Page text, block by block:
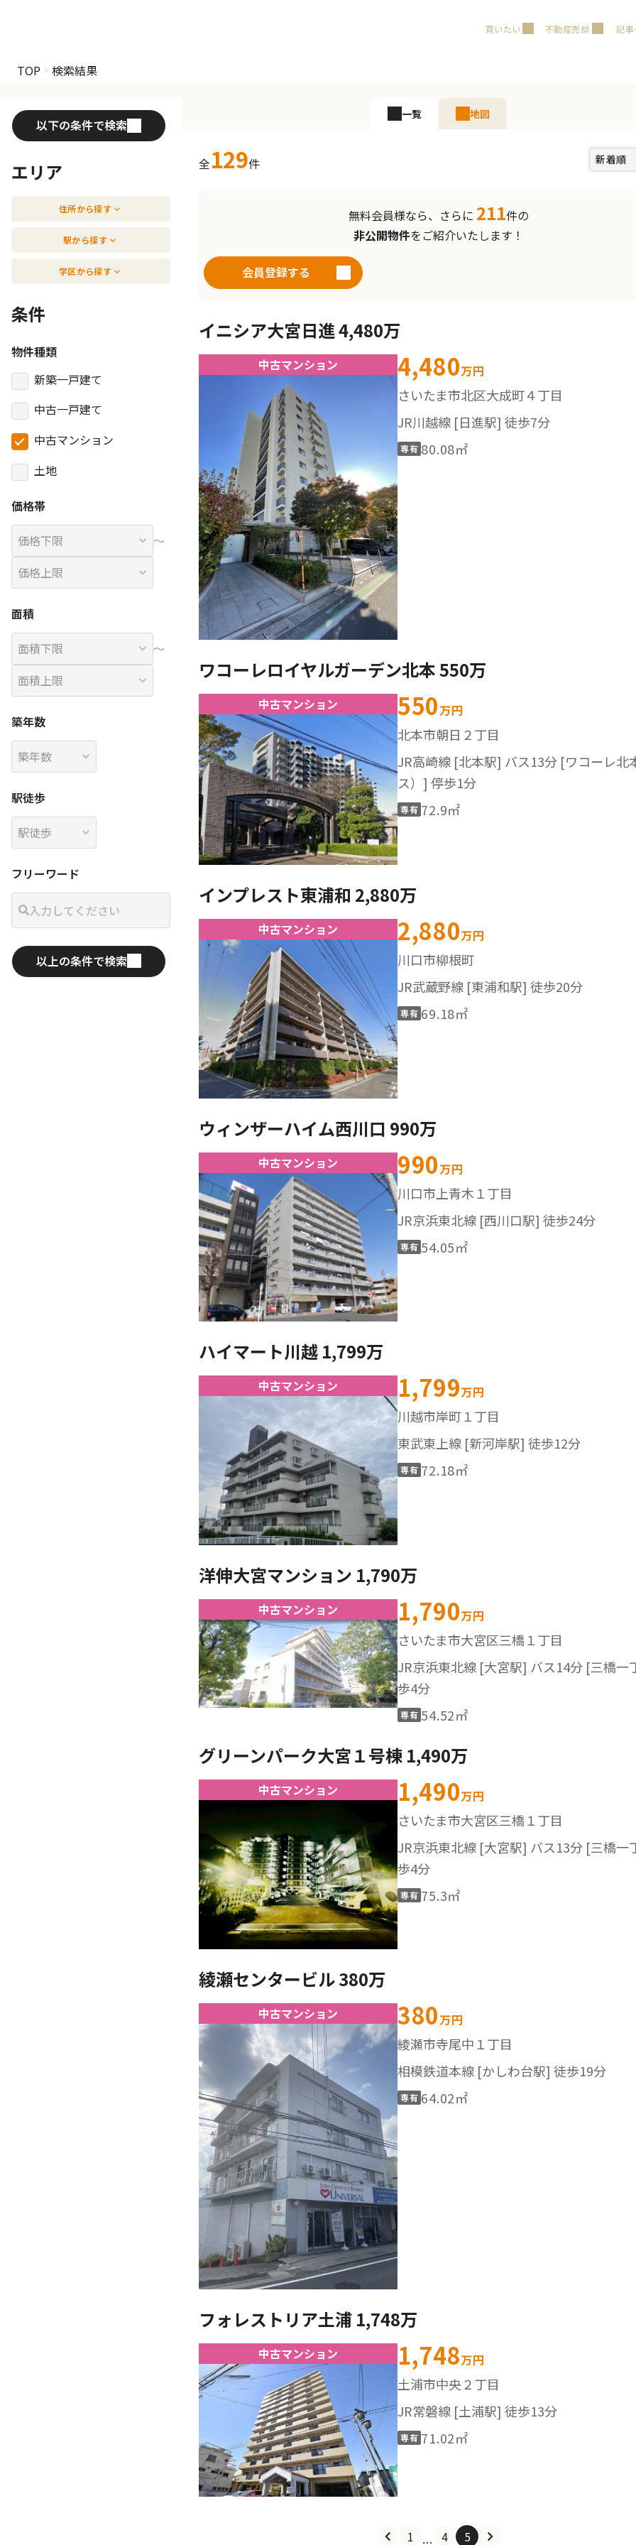
買いたい 不動産売却 記
TOP 検索結果
以下の条件で検索
エリア
住所から探す
駅から探す
学区から探す
条件
物件種類
新築一戸建て
中古一戸建て
中古マンション
土地
価格帯
〜
面積
〜
築年数
駅徒歩
フリーワード
以上の条件で検索
一覧 地図
全129件
無料会員様なら、さらに 211件の
非公開物件をご紹介いたします！
会員登録する
イニシア大宮日進 4,480万
中古マンション 4,480万円
さいたま市北区大成町４丁目
JR川越線 [日進駅] 徒歩7分
専有 80.08㎡
ワコーレロイヤルガーデン北本 550万
中古マンション 550万円
北本市朝日２丁目
JR高崎線 [北本駅] バス13分 [ワコーレ北
ス）] 停歩1分
専有 72.9㎡
インプレスト東浦和 2,880万
中古マンション 2,880万円
川口市柳根町
JR武蔵野線 [東浦和駅] 徒歩20分
専有 69.18㎡
ウィンザーハイム西川口 990万
中古マンション 990万円
川口市上青木１丁目
JR京浜東北線 [西川口駅] 徒歩24分
専有 54.05㎡
ハイマート川越 1,799万
中古マンション 1,799万円
川越市岸町１丁目
東武東上線 [新河岸駅] 徒歩12分
専有 72.18㎡
洋伸大宮マンション 1,790万
中古マンション 1,790万円
さいたま市大宮区三橋１丁目
JR京浜東北線 [大宮駅] バス14分 [三橋一
歩4分
専有 54.52㎡
グリーンパーク大宮１号棟 1,490万
中古マンション 1,490万円
さいたま市大宮区三橋１丁目
JR京浜東北線 [大宮駅] バス13分 [三橋一
歩4分
専有 75.3㎡
綾瀬センタービル 380万
中古マンション 380万円
綾瀬市寺尾中１丁目
相模鉄道本線 [かしわ台駅] 徒歩19分
専有 64.02㎡
フォレストリア土浦 1,748万
中古マンション 1,748万円
土浦市中央２丁目
JR常磐線 [土浦駅] 徒歩13分
専有 71.02㎡
1 4 5